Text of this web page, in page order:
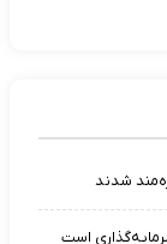
شدند
است